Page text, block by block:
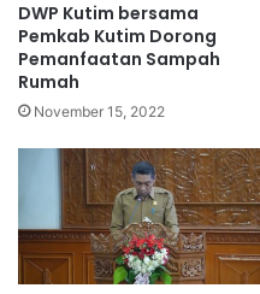
DWP Kutim bersama
Pemkab Kutim Dorong
Pemanfaatan Sampah
Rumah
November 15, 2022